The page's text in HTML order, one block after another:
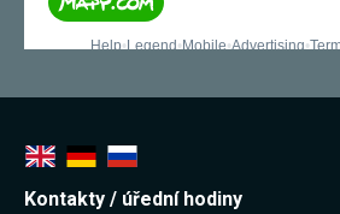
Kontakty / úřední hodiny